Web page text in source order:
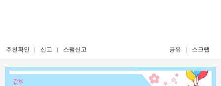
추천확인 신고 스팸신고 공유 스크랩
갑부